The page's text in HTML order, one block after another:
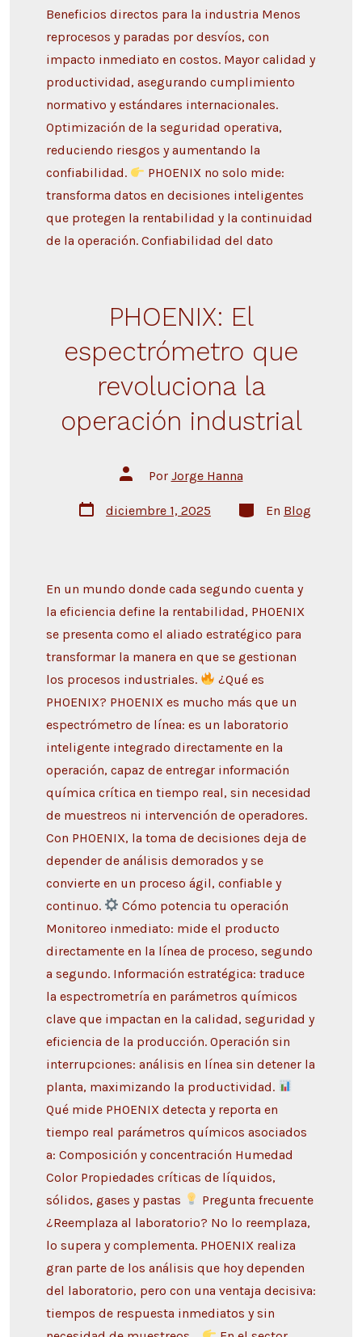
Beneficios directos para la industria Menos
reprocesos y paradas por desvíos, con
impacto inmediato en costos. Mayor calidad y
productividad, asegurando cumplimiento
normativo y estándares internacionales.
Optimización de la seguridad operativa,
reduciendo riesgos y aumentando la
confiabilidad.
PHOENIX no solo mide:
transforma datos en decisiones inteligentes
que protegen la rentabilidad y la continuidad
de la operación. Confiabilidad del dato
PHOENIX: El
espectrómetro que
revoluciona la
operación industrial
Por Jorge Hanna
diciembre 1, 2025 En Blog
En un mundo donde cada segundo cuenta y
la eficiencia define la rentabilidad, PHOENIX
se presenta como el aliado estratégico para
transformar la manera en que se gestionan
los procesos industriales.
¿Qué es
PHOENIX? PHOENIX es mucho más que un
espectrómetro de línea: es un laboratorio
inteligente integrado directamente en la
operación, capaz de entregar información
química crítica en tiempo real, sin necesidad
de muestreos ni intervención de operadores.
Con PHOENIX, la toma de decisiones deja de
depender de análisis demorados y se
convierte en un proceso ágil, confiable y
continuo.
Cómo potencia tu operación
Monitoreo inmediato: mide el producto
directamente en la línea de proceso, segundo
a segundo. Información estratégica: traduce
la espectrometría en parámetros químicos
clave que impactan en la calidad, seguridad y
eficiencia de la producción. Operación sin
interrupciones: análisis en línea sin detener la
planta, maximizando la productividad.
Qué mide PHOENIX detecta y reporta en
tiempo real parámetros químicos asociados
a: Composición y concentración Humedad
Color Propiedades críticas de líquidos,
sólidos, gases y pastas
Pregunta frecuente
¿Reemplaza al laboratorio? No lo reemplaza,
lo supera y complementa. PHOENIX realiza
gran parte de los análisis que hoy dependen
del laboratorio, pero con una ventaja decisiva:
tiempos de respuesta inmediatos y sin